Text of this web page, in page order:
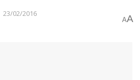
23/02/2016
AA